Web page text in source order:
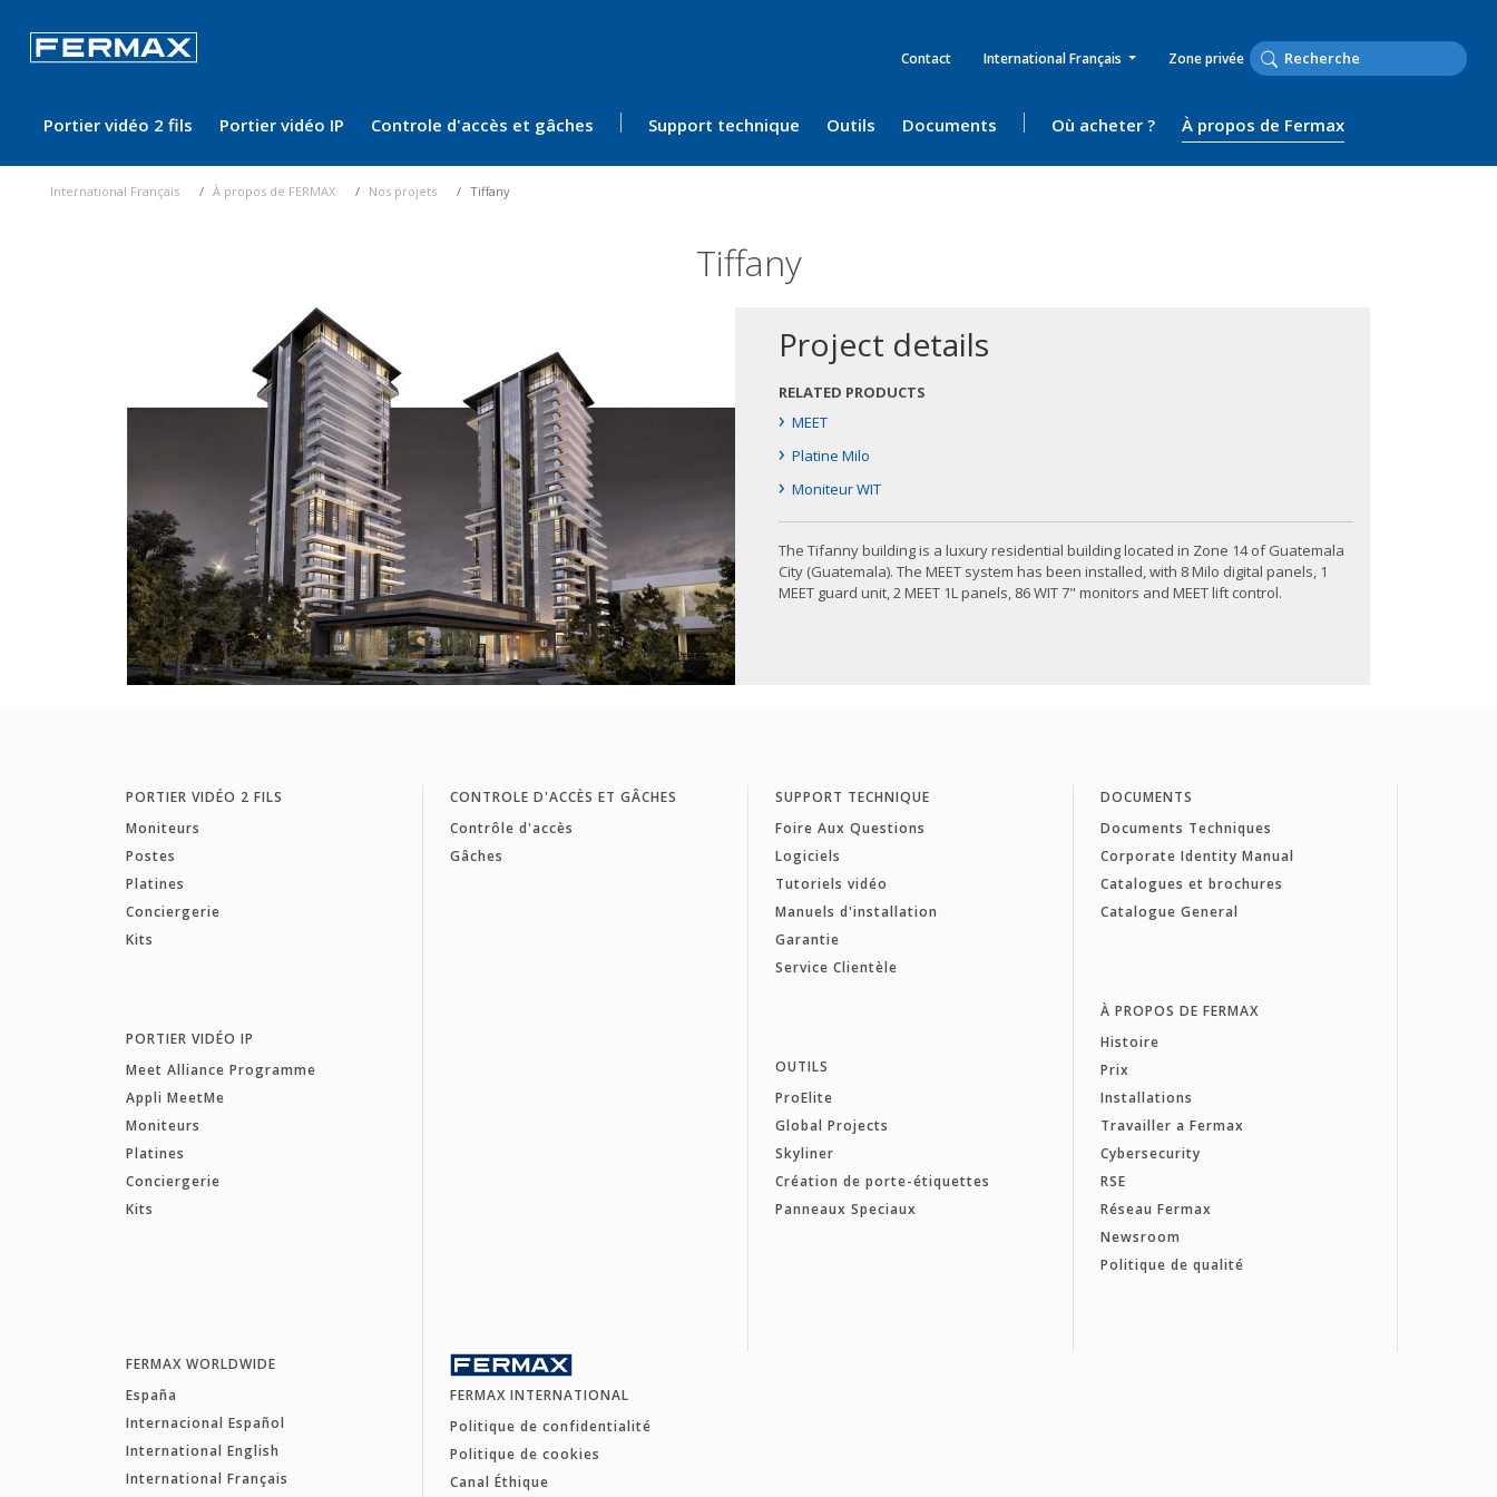
Contact International Français Zone privée
Portier vidéo 2 fils Portier vidéo IP Controle d'accès et gâches Support technique Outils Documents Où acheter ? À propos de Fermax
International Français À propos de FERMAX Nos projets Tiffany
Tiffany
Project details
RELATED PRODUCTS
› MEET
› Platine Milo
› Moniteur WIT
The Tifanny building is a luxury residential building located in Zone 14 of Guatemala
City (Guatemala). The MEET system has been installed, with 8 Milo digital panels, 1
MEET guard unit, 2 MEET 1L panels, 86 WIT 7" monitors and MEET lift control.
PORTIER VIDÉO 2 FILS
Moniteurs
Postes
Platines
Conciergerie
Kits
PORTIER VIDÉO IP
Meet Alliance Programme
Appli MeetMe
Moniteurs
Platines
Conciergerie
Kits
CONTROLE D'ACCÈS ET GÂCHES
Contrôle d'accès
Gâches
SUPPORT TECHNIQUE
Foire Aux Questions
Logiciels
Tutoriels vidéo
Manuels d'installation
Garantie
Service Clientèle
OUTILS
ProElite
Global Projects
Skyliner
Création de porte-étiquettes
Panneaux Speciaux
DOCUMENTS
Documents Techniques
Corporate Identity Manual
Catalogues et brochures
Catalogue General
À PROPOS DE FERMAX
Histoire
Prix
Installations
Travailler a Fermax
Cybersecurity
RSE
Réseau Fermax
Newsroom
Politique de qualité
FERMAX WORLDWIDE
España
Internacional Español
International English
International Français
FERMAX INTERNATIONAL
Politique de confidentialité
Politique de cookies
Canal Éthique